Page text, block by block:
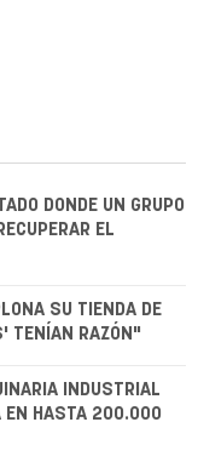
DONDE UN GRUPO
EL
SU TIENDA DE
TENÍAN RAZÓN"
INDUSTRIAL
EN HASTA 200.000